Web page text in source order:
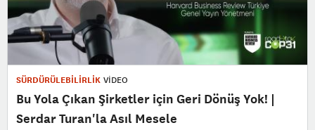
SÜRDÜRÜLEBİLİRLİK VİDEO
Bu Yola Çıkan Şirketler için Geri Dönüş Yok! |
Serdar Turan'la Asıl Mesele